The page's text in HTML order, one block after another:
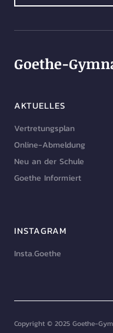
Goethe-
AKTUELLES
Vertretungsplan
Online-Abmeldung
Neu an der Schule
Goethe Informiert
INSTAGRAM
Insta.Goethe
Copyright © 2025 Goethe-